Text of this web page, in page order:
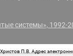
системы», 1992-
П.В. Адрес